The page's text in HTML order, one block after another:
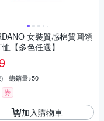
女裝質感棉質圓領
【多色任選】
) 總銷量>50
券
加入購物車